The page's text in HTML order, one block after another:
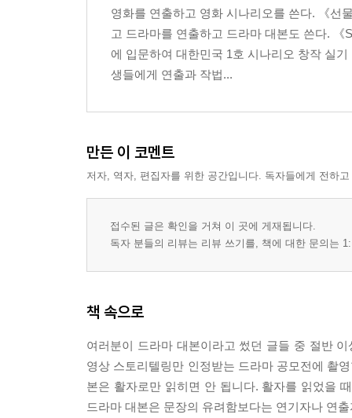
영화를 연출하고 영화 시나리오를 쓴다. 《선
고 드라마를 연출하고 드라마 대본도 쓴다.
에 입문하여 대한민국 1호 시나리오 창작 실
생들에게 연출과 작법...
만든 이 코멘트
저자, 역자, 편집자를 위한 공간입니다. 독자들에게 전하
접수된 글은 확인을 거쳐 이 곳에 게재됩니다.
독자 분들의 리뷰는 리뷰 쓰기를, 책에 대한 문의는
책 속으로
여러분이 드라마 대본이라고 썼던 글들 중 절반
영상 스토리텔링만 인정받는 드라마 공모전에 촬
본은 활자로만 읽히면 안 됩니다. 활자를 읽었을
드라마 대본은 문장의 유려함보다는 연기자나 연